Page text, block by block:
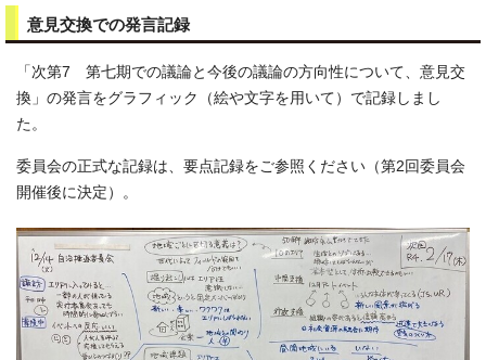
意見交換での発言記録
「次第7 第七期での議論と今後の議論の方向性について、意見交
換」の発言をグラフィック（絵や文字を用いて）で記録しまし
た。
委員会の正式な記録は、要点記録をご参照ください（第2回委員会
開催後に決定）。